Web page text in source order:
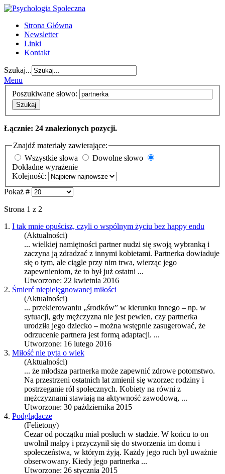
Strona Główna
Newsletter
Linki
Kontakt
Szukaj...
Menu
Poszukiwane słowo:
Szukaj
Łącznie: 24 znalezionych pozycji.
Znajdź materiały zawierające:
Wszystkie słowa
Dowolne słowo
Dokładne wyrażenie
Kolejność:
Pokaż #
Strona 1 z 2
1. I tak mnie opuścisz, czyli o wspólnym życiu bez happy endu
(Aktualności)
... wielkiej namiętności partner nudzi się swoją wybranką i
zaczyna ją zdradzać z innymi kobietami. Partnerka dowiaduje
się o tym, ale ciągle przy nim trwa, wierząc jego
zapewnieniom, że to był już ostatni ...
Utworzone: 22 kwietnia 2016
2. Śmierć niepielęgnowanej miłości
(Aktualności)
... przekierowaniu „środków” w kierunku innego – np. w
sytuacji, gdy mężczyzna nie jest pewien, czy partnerka
urodziła jego dziecko – można wstępnie zasugerować, że
odrzucenie partnera jest formą adaptacji. ...
Utworzone: 16 lutego 2016
3. Miłość nie pyta o wiek
(Aktualności)
... że młodsza partnerka może zapewnić zdrowe potomstwo.
Na przestrzeni ostatnich lat zmienił się wzorzec rodziny i
postrzeganie ról społecznych. Kobiety na równi z
mężczyznami stawiają na aktywność zawodową, ...
Utworzone: 30 października 2015
4. Podglądacze
(Felietony)
Cezar od początku miał posłuch w stadzie. W końcu to on
uwolnił małpy i przyczynił się do stworzenia im domu i
społeczeństwa, w którym żyją. Każdy jego ruch był uważnie
obserwowany. Kiedy jego partnerka ...
Utworzone: 26 stycznia 2015